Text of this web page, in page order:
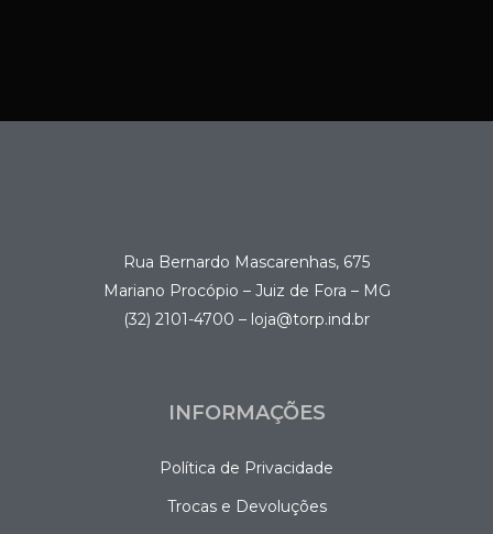
Rua Bernardo Mascarenhas, 675
Mariano Procópio – Juiz de Fora – MG
(32) 2101-4700 – loja@torp.ind.br
INFORMAÇÕES
Política de Privacidade
Trocas e Devoluções